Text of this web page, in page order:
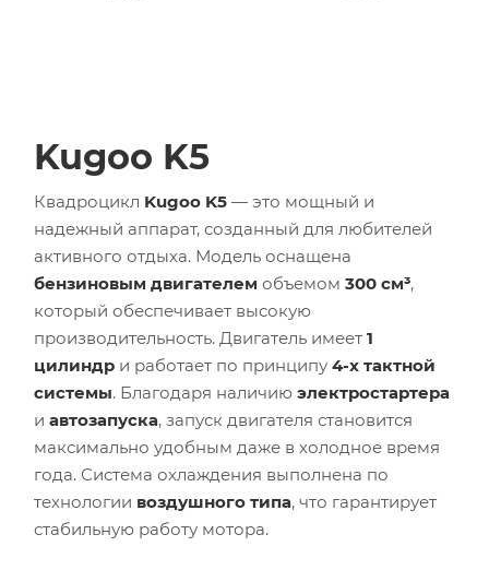
Kugoo K5
Квадроцикл Kugoo K5 — это мощный и
надежный аппарат, созданный для любителей
активного отдыха. Модель оснащена
бензиновым двигателем объемом 300 см³,
который обеспечивает высокую
производительность. Двигатель имеет 1
цилиндр и работает по принципу 4-х тактной
системы. Благодаря наличию электростартера
и автозапуска, запуск двигателя становится
максимально удобным даже в холодное время
года. Система охлаждения выполнена по
технологии воздушного типа, что гарантирует
стабильную работу мотора.